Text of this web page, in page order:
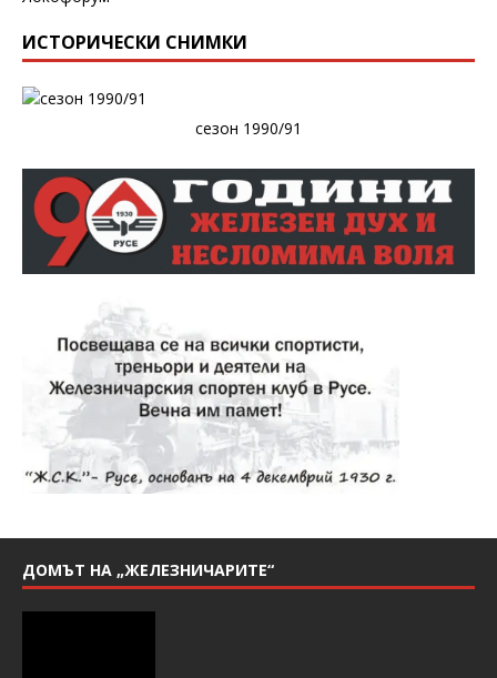
ИСТОРИЧЕСКИ СНИМКИ
сезон 1990/91
ДОМЪТ НА „ЖЕЛЕЗНИЧАРИТЕ“